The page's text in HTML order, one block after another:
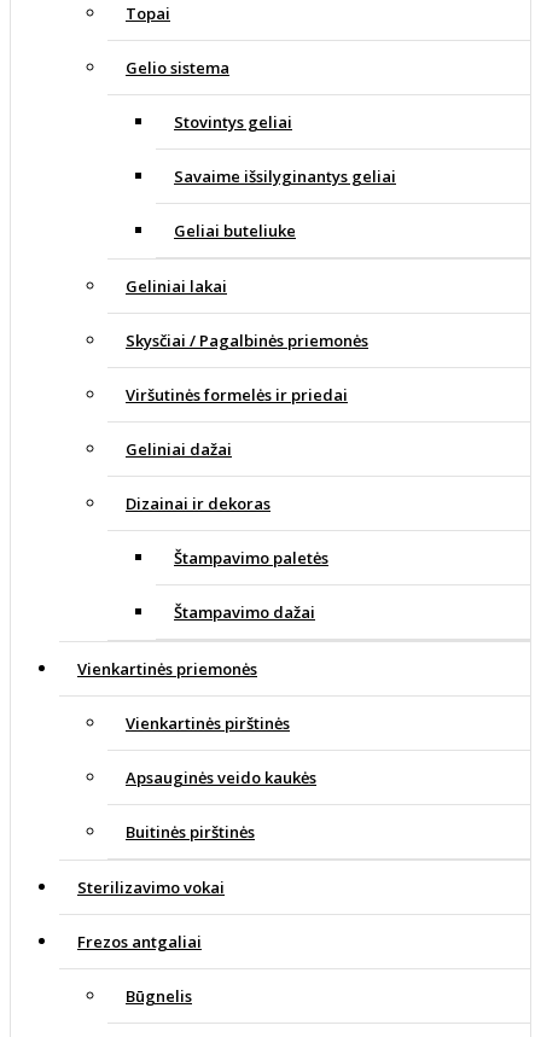
Topai
Gelio sistema
Stovintys geliai
Savaime išsilyginantys geliai
Geliai buteliuke
Geliniai lakai
Skysčiai / Pagalbinės priemonės
Viršutinės formelės ir priedai
Geliniai dažai
Dizainai ir dekoras
Štampavimo paletės
Štampavimo dažai
Vienkartinės priemonės
Vienkartinės pirštinės
Apsauginės veido kaukės
Buitinės pirštinės
Sterilizavimo vokai
Frezos antgaliai
Būgnelis